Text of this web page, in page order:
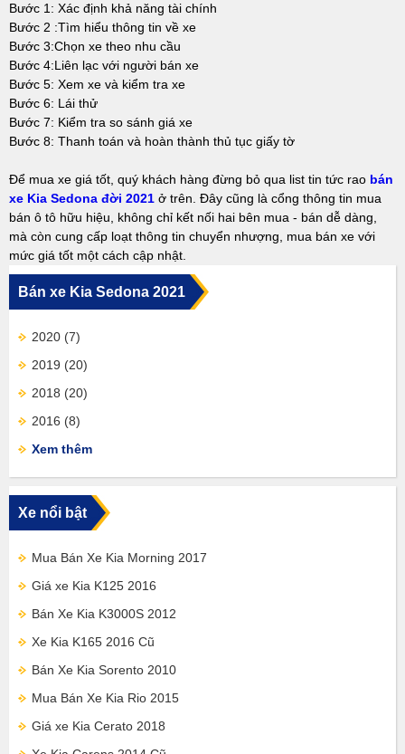
Bước 1: Xác định khả năng tài chính
Bước 2 :Tìm hiểu thông tin về xe
Bước 3:Chọn xe theo nhu cầu
Bước 4:Liên lạc với người bán xe
Bước 5: Xem xe và kiểm tra xe
Bước 6: Lái thử
Bước 7: Kiểm tra so sánh giá xe
Bước 8: Thanh toán và hoàn thành thủ tục giấy tờ
Để mua xe giá tốt, quý khách hàng đừng bỏ qua list tin tức rao bán
xe Kia Sedona đời 2021 ở trên. Đây cũng là cổng thông tin mua
bán ô tô hữu hiệu, không chỉ kết nối hai bên mua - bán dễ dàng,
mà còn cung cấp loạt thông tin chuyển nhượng, mua bán xe với
mức giá tốt một cách cập nhật.
Bán xe Kia Sedona 2021
2020 (7)
2019 (20)
2018 (20)
2016 (8)
Xem thêm
Xe nổi bật
Mua Bán Xe Kia Morning 2017
Giá xe Kia K125 2016
Bán Xe Kia K3000S 2012
Xe Kia K165 2016 Cũ
Bán Xe Kia Sorento 2010
Mua Bán Xe Kia Rio 2015
Giá xe Kia Cerato 2018